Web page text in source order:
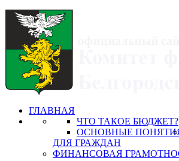
ГЛАВНАЯ
ЧТО ТАКОЕ БЮДЖЕТ?
ОСНОВНЫЕ
ДЛЯ ГРАЖДАН
ФИНАНСОВАЯ